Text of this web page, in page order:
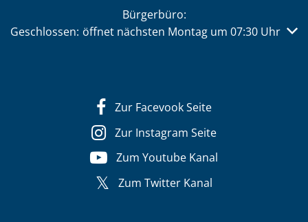
Bürgerbüro:
Klicken, um weitere Öffnungs- oder Schließzeiten
Geschlossen: öffnet nächsten Montag um 07:30 Uhr
Zur Facevook Seite
Zur Instagram Seite
Zum Youtube Kanal
Zum Twitter Kanal